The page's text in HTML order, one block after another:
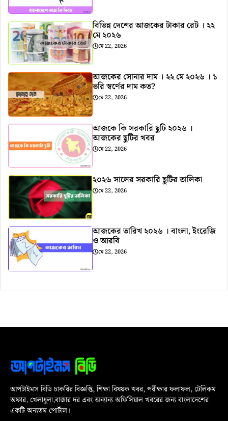
বিভিন্ন দেশের আজকের টাকার রেট । ২২
মে ২০২৬
মে 22, 2026
আজকের সোনার দাম । ২২ মে ২০২৬ । ১
ভরি স্বর্ণের দাম কত?
মে 22, 2026
আজকে কি সরকারি ছুটি ২০২৬ ।
আজকের ছুটির খবর
মে 22, 2026
২০২৬ সালের সরকারি ছুটির তালিকা
মে 22, 2026
আজকের তারিখ ২০২৬ । বাংলা, ইংরেজি
ও আরবি
মে 22, 2026
আপটাইমস বিডি চাকরির বিজ্ঞপ্তি, শিক্ষা বিষয়ক খবর, পরীক্ষার ফলাফল, টেলিকম
অফার, খেলাধুলা,বাজার দর এবং অন্যান্য অফিসিয়াল খবরের জন্য বাংলাদেশের
একটি অন্যতম পোর্টাল।